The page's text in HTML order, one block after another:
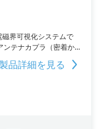
界可視化システムで
テナカプラ（密着から
」Compact
5G(サブ6) / 28GHz帯 /
品詳細を見る